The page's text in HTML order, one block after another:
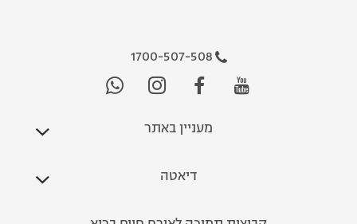
1700-507-508
מעניין באתר
דיאטה